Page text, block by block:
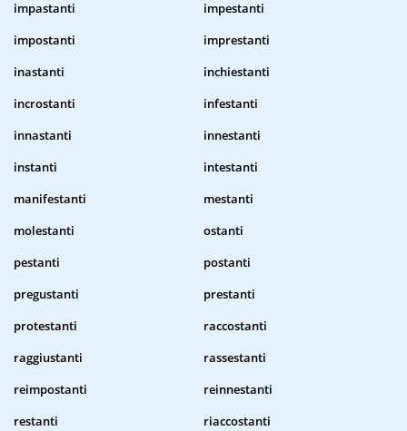
impastanti
impestanti
impostanti
imprestanti
inastanti
inchiestanti
incrostanti
infestanti
innastanti
innestanti
instanti
intestanti
manifestanti
mestanti
molestanti
ostanti
pestanti
postanti
pregustanti
prestanti
protestanti
raccostanti
raggiustanti
rassestanti
reimpostanti
reinnestanti
restanti
riaccostanti